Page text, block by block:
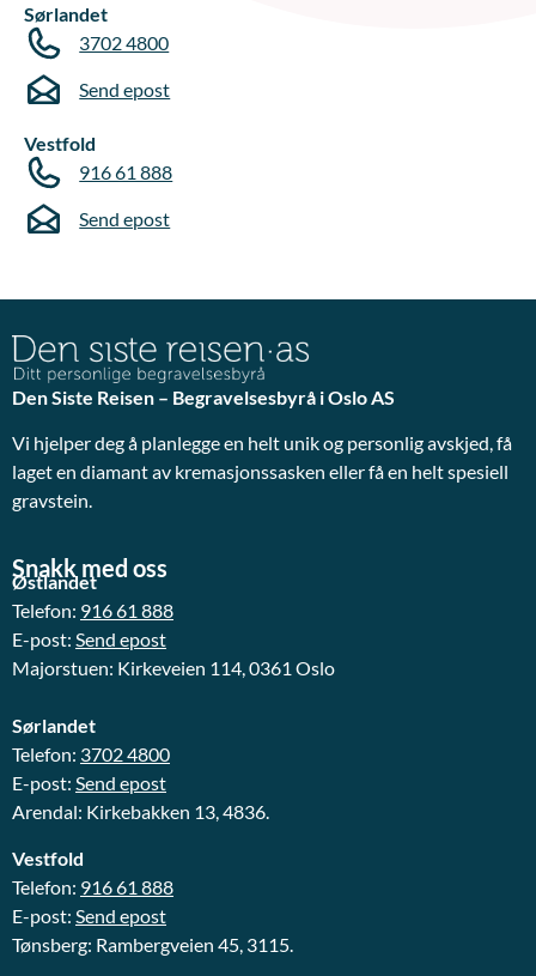
Sørlandet
3702 4800
Send epost
Vestfold
916 61 888
Send epost
Den Siste Reisen – Begravelsesbyrå i Oslo AS
Vi hjelper deg å planlegge en helt unik og personlig avskjed, få
laget en diamant av kremasjonssasken eller få en helt spesiell
gravstein.
Snakk med oss
Østlandet
Telefon: 916 61 888
E-post: Send epost
Majorstuen: Kirkeveien 114, 0361 Oslo
Sørlandet
Telefon: 3702 4800
E-post: Send epost
Arendal: Kirkebakken 13, 4836.
Vestfold
Telefon: 916 61 888
E-post: Send epost
Tønsberg: Rambergveien 45, 3115.